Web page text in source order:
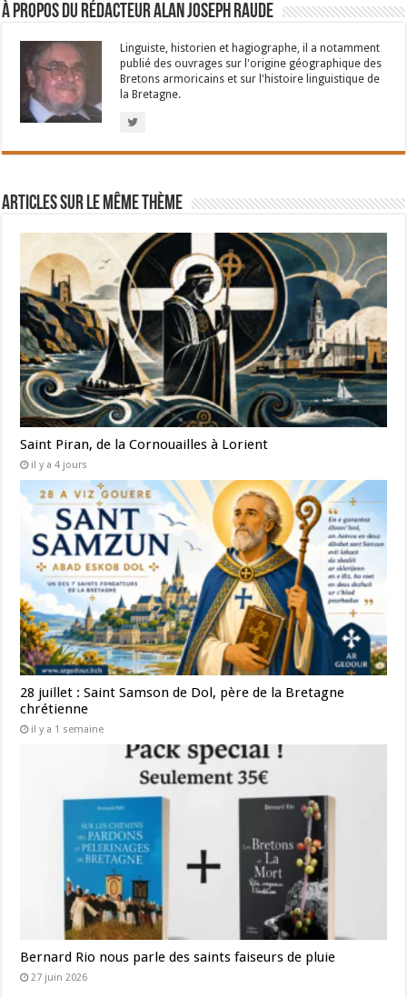
À propos du rédacteur Alan Joseph Raude
Linguiste, historien et hagiographe, il a notamment
publié des ouvrages sur l'origine géographique des
Bretons armoricains et sur l'histoire linguistique de
la Bretagne.
Articles sur le même thème
Saint Piran, de la Cornouailles à Lorient
il y a 4 jours
28 juillet : Saint Samson de Dol, père de la Bretagne
chrétienne
il y a 1 semaine
Bernard Rio nous parle des saints faiseurs de pluie
27 juin 2026